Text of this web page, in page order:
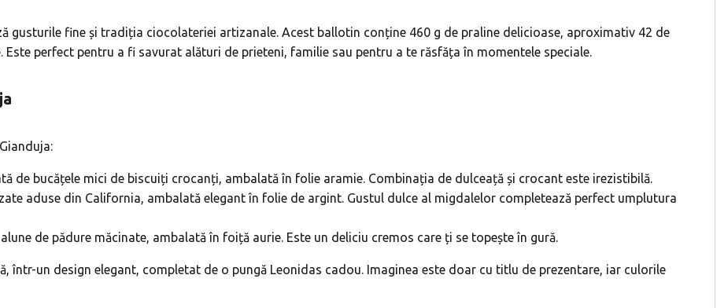
gusturile fine și tradiția ciocolateriei artizanale. Acest ballotin conține 460 g de praline delicioase, aproximativ 42 de
perfect pentru a fi savurat alături de prieteni, familie sau pentru a te răsfăța în momentele speciale.
de bucățele mici de biscuiți crocanți, ambalată în folie aramie. Combinația de dulceață și crocant este irezistibilă.
aduse din California, ambalată elegant în folie de argint. Gustul dulce al migdalelor completează perfect umplutura
de pădure măcinate, ambalată în foiță aurie. Este un deliciu cremos care ți se topește în gură.
într-un design elegant, completat de o pungă Leonidas cadou. Imaginea este doar cu titlu de prezentare, iar culorile